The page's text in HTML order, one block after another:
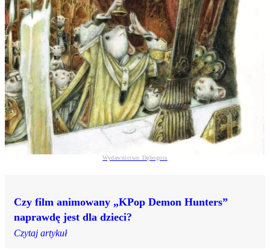
Wydawnictwo Dębogora
Czy film animowany „KPop Demon Hunters”
naprawdę jest dla dzieci?
Czytaj artykuł